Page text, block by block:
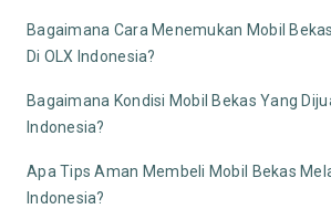
Bagaimana Cara Menemukan Mobil
Di OLX Indonesia?
Bagaimana Kondisi Mobil Bekas Yang
Indonesia?
Apa Tips Aman Membeli Mobil Bekas
Indonesia?